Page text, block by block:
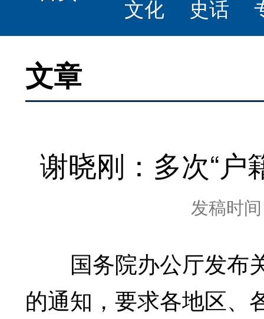
文化
史话
文章
谢晓刚：多次“户
发稿时
国务院办公厅发布
的通知，要求各地区、